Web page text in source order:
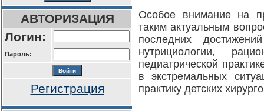
АВТОРИЗАЦИЯ
Логин:
Пароль:
Регистрация
Особое внимание на
таким актуальным
последних
нутрициологии,
педиатрической
в экстремальных
практику детских